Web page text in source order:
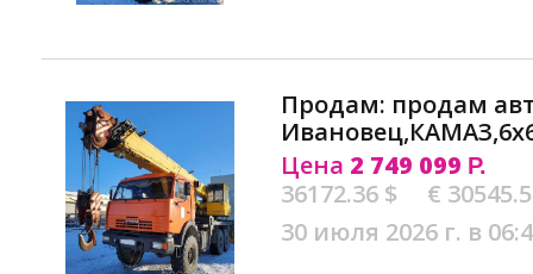
Продам: продам
Цена 2 749 099 Р.
36172.36 $
€
30 июля 2026 г. в